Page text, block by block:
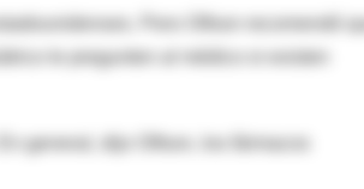
Pero Olfson recomendó
le pregunten al médico si existen
general, dijo Olfson, los fármacos